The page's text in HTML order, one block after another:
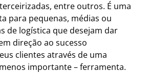
entre outros. É uma
para pequenas, médias ou
de logística que desejam dar
direção ao sucesso
clientes através de uma
importante – ferramenta.